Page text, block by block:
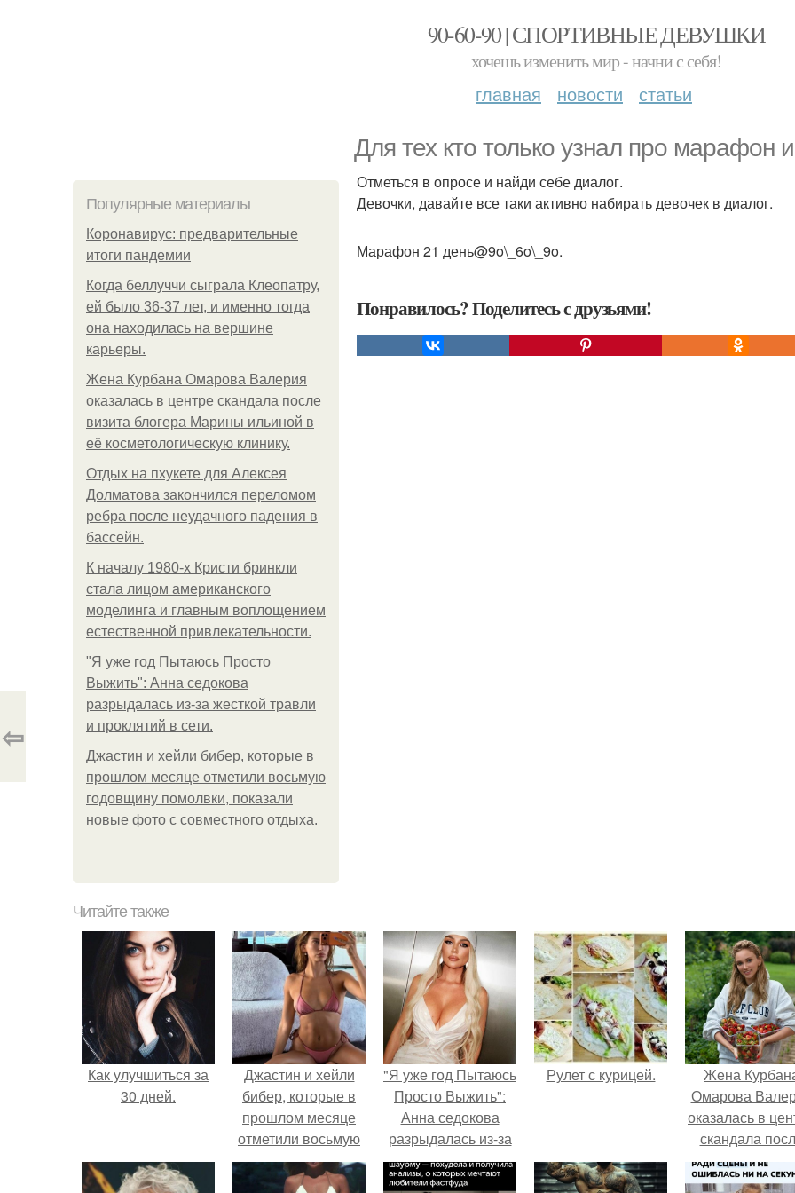
90-60-90 | СПОРТИВНЫЕ ДЕВУШКИ
хочешь изменить мир - начни с себя!
главная новости статьи
Для тех кто только узнал про марафон
Популярные материалы
Коронавирус: предварительные
итоги пандемии
Когда беллуччи сыграла Клеопатру,
ей было 36-37 лет, и именно тогда
она находилась на вершине
карьеры.
Жена Курбана Омарова Валерия
оказалась в центре скандала после
визита блогера Марины ильиной в
её косметологическую клинику.
Отдых на пхукете для Алексея
Долматова закончился переломом
ребра после неудачного падения в
бассейн.
К началу 1980-х Кристи бринкли
стала лицом американского
моделинга и главным воплощением
естественной привлекательности.
"Я уже год Пытаюсь Просто
Выжить": Анна седокова
разрыдалась из-за жесткой травли
и проклятий в сети.
Джастин и хейли бибер, которые в
прошлом месяце отметили восьмую
годовщину помолвки, показали
новые фото с совместного отдыха.
Отметься в опросе и найди себе диалог.
Девочки, давайте все таки активно набирать девочек в диалог.
Марафон 21 день@9o\_6o\_9o.
Понравилось? Поделитесь с друзьями!
⇦
Читайте также
Как улучшиться за
30 дней.
Джастин и хейли
бибер, которые в
прошлом месяце
отметили восьмую
годовщину
помолвки, показали
"Я уже год Пытаюсь
Просто Выжить":
Анна седокова
разрыдалась из-за
жесткой травли и
проклятий в сети.
Рулет с курицей.
Жена
Омарова
оказалась в
скандала
визита
Марины